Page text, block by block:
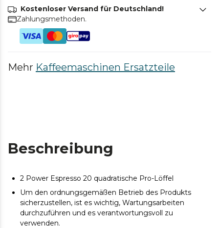
Kostenloser Versand für Deutschland!
Zahlungsmethoden.
Mehr Kaffeemaschinen Ersatzteile
Beschreibung
2 Power Espresso 20 quadratische Pro-Löffel
Um den ordnungsgemäßen Betrieb des Produkts
sicherzustellen, ist es wichtig, Wartungsarbeiten
durchzuführen und es verantwortungsvoll zu
verwenden.